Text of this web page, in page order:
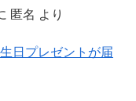
匿名 より
日プレゼントが届